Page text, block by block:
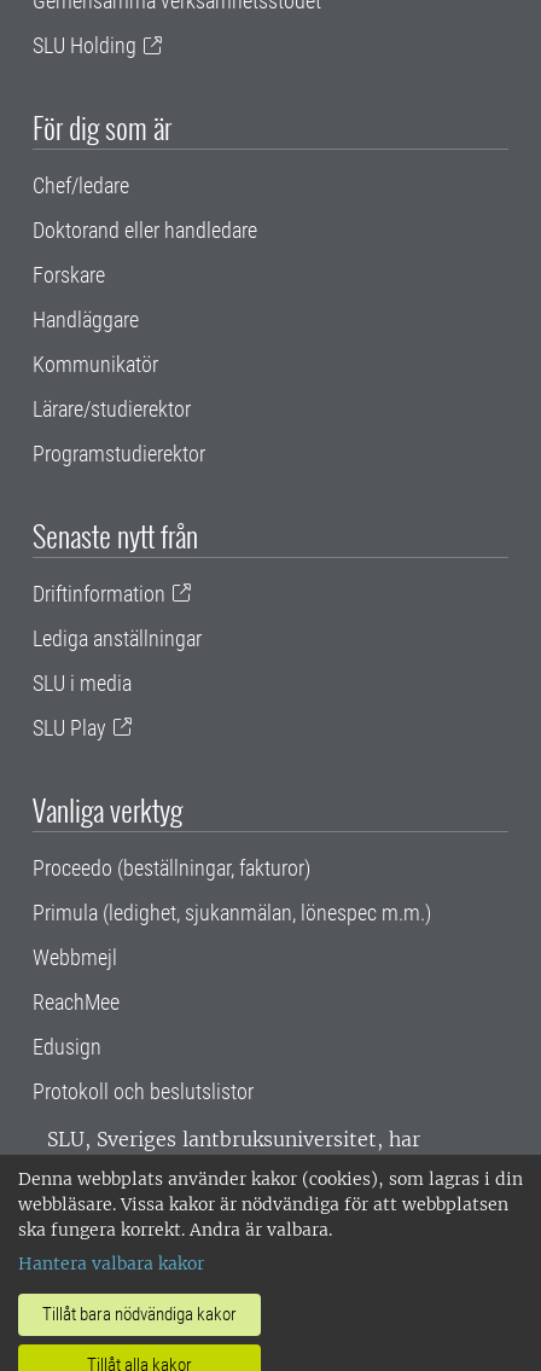
Denna webbplats använder kakor (cookies), som lagras i din
webbläsare. Vissa kakor är nödvändiga för att webbplatsen
ska fungera korrekt. Andra är valbara.
Hantera valbara kakor
Tillåt bara nödvändiga kakor
Tillåt alla kakor
SLU Holding
För dig som är
Chef/ledare
Doktorand eller handledare
Forskare
Handläggare
Kommunikatör
Lärare/studierektor
Programstudierektor
Senaste nytt från
Driftinformation
Lediga anställningar
SLU i media
SLU Play
Vanliga verktyg
Proceedo (beställningar, fakturor)
Primula (ledighet, sjukanmälan, lönespec m.m.)
Webbmejl
ReachMee
Edusign
Protokoll och beslutslistor
SLU, Sveriges lantbruksuniversitet, har
verksamhet över hela Sverige. Huvudorter är
Alnarp, Uppsala och Umeå.SLU är
miljöcertifierat enligt ISO 14001. •
018-67 10 00 • Org nr: 202100-2817 •
Om SLU:s webbplatser
•Hantera kakor•Behandling av